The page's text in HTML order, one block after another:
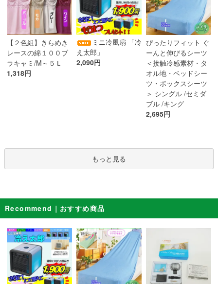
【２色組】きらめき
レースの綿１００ブ
ラキャミ/M～５Ｌ
1,318円
ミニ冷風扇 「冷
え太郎」
2,090円
ぴったりフィット ぐ
ーんと伸びるシーツ
＜接触冷感素材・タ
オル地・ベッドシー
ツ・ボックスシーツ
＞ シングル /セミダ
ブル /キング
2,695円
もっと見る
Recommend｜おすすめ商品